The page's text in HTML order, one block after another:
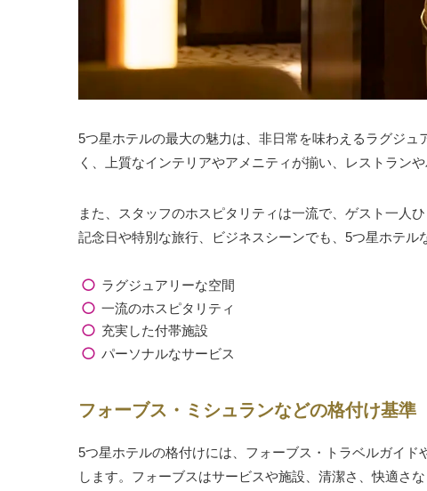
5つ星ホテルの最大の魅力は、非日常を味わえるラグジ
く、上質なインテリアやアメニティが揃い、レストラン
また、スタッフのホスピタリティは一流で、ゲスト一人
記念日や特別な旅行、ビジネスシーンでも、5つ星ホテル
ラグジュアリーな空間
一流のホスピタリティ
充実した付帯施設
パーソナルなサービス
フォーブス・ミシュランなどの格付け基準
5つ星ホテルの格付けには、フォーブス・トラベルガイ
します。フォーブスはサービスや施設、清潔さ、快適さ